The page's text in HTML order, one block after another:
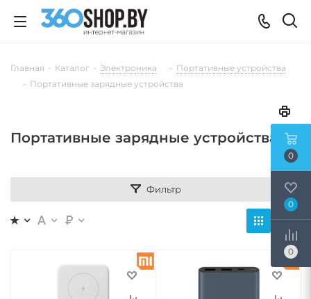
Главная - Каталог - Электроника - Портативные устройства
- Портативные зарядные устройства
Портативные зарядные устройства
Фильтр
0
0
0